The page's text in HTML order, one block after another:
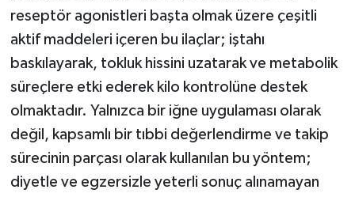
reseptör agonistleri başta olmak üzere çeşitli
aktif maddeleri içeren bu ilaçlar; iştahı
baskılayarak, tokluk hissini uzatarak ve metabolik
süreçlere etki ederek kilo kontrolüne destek
olmaktadır. Yalnızca bir iğne uygulaması olarak
değil, kapsamlı bir tıbbi değerlendirme ve takip
sürecinin parçası olarak kullanılan bu yöntem;
diyetle ve egzersizle yeterli sonuç alınamayan
SAĞLIK
Spor
Tarihi Yapılarımız
Teknoloji
Türkiye